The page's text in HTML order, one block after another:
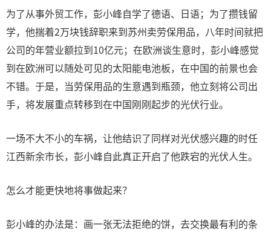
为了从事外贸工作，彭小峰自学了德语、日语；为了攒钱留
学，他揣着2万块钱辞职来到苏州卖劳保用品，八年时间就把
公司的年营业额拉到10亿元；在欧洲谈生意时，彭小峰感觉
到在欧洲可以随处可见的太阳能电池板，在中国的前景也会
不错。于是，当劳保用品的生意遇到瓶颈，他立刻将公司出
手，将发展重点转移到在中国刚刚起步的光伏行业。
一场不大不小的车祸，让他结识了同样对光伏感兴趣的时任
江西新余市长，彭小峰自此真正开启了他跌宕的光伏人生。
怎么才能更快地将事做起来？
彭小峰的办法是：画一张无法拒绝的饼，去交换最有利的条